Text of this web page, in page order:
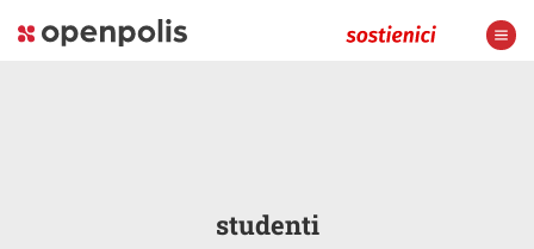
studenti